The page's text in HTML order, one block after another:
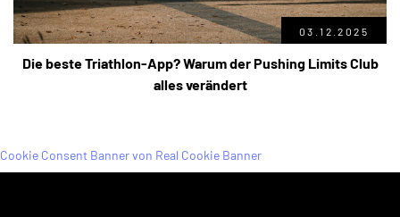
03.12.2025
Die beste Triathlon-App? Warum der Pushing Limits Club
alles verändert
Cookie Consent Banner von Real Cookie Banner